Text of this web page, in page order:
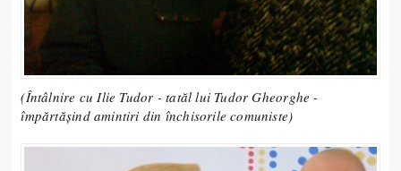
(Întâlnire cu Ilie Tudor - tatăl lui Tudor Gheorghe -
împărtășind amintiri din închisorile comuniste)